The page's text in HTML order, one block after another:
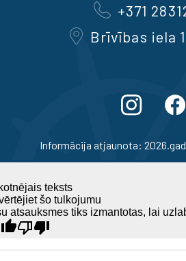
+371
Brīvības iela
Informācija atjaunota:
teksts
šo tulkojumu
atsauksmes tiks izmantotas, lai